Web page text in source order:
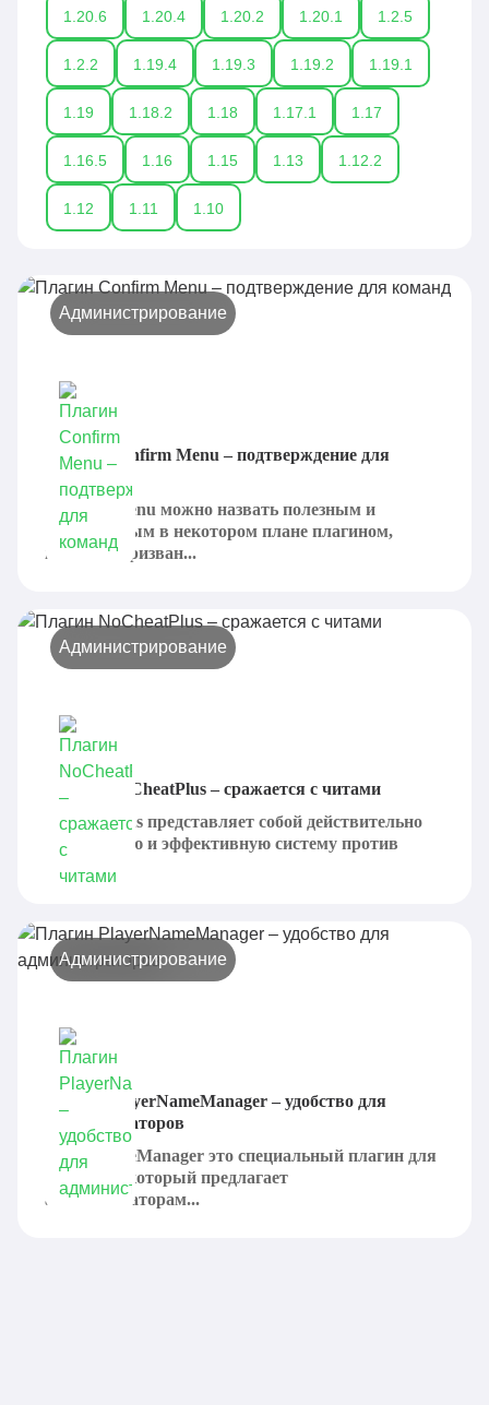
1.20.6 1.20.4 1.20.2 1.20.1 1.2.5
1.2.2 1.19.4 1.19.3 1.19.2 1.19.1
1.19 1.18.2 1.18 1.17.1 1.17
1.16.5 1.16 1.15 1.13 1.12.2
1.12 1.11 1.10
Администрирование
Плагин Confirm Menu – подтверждение для
Confirm Menu можно назвать полезным и
незаменимым в некотором плане плагином,
который призван...
Администрирование
Плагин NoCheatPlus – сражается с читами
NoCheatPlus представляет собой действительно
популярную и эффективную систему против
Администрирование
Плагин PlayerNameManager – удобство для
администраторов
PlayerNameManager это специальный плагин для
Minecraft, который предлагает
администраторам...